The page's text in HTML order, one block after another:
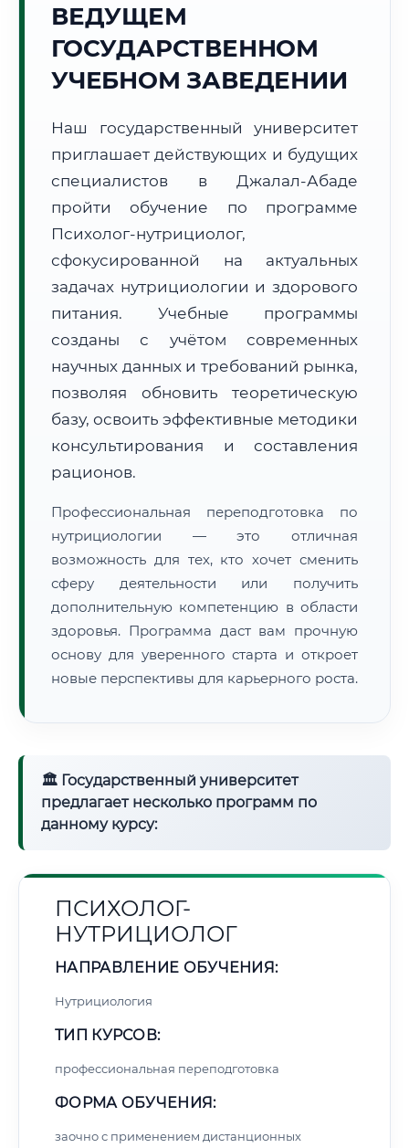
🌅 Восход: 06:11
📍 Региональная справка г. Джалал-Абад
Почтовые индексы:
715600–715615
Часовой пояс:
UTC+6
Формат учебы:
Дистанционно
🗺️ Зона обслуживания: г. Джалал-Абад
• Маршрут транзита:~1 729 км
• Экспресс-доставка СДЭК / Почтой:2–3 рабочих дня
📜 Документы и аккредитация
🔍Нажмите на документ для увеличения и просмотра
ВЕДУЩЕМ
ГОСУДАРСТВЕННОМ
УЧЕБНОМ ЗАВЕДЕНИИ
Наш государственный университет
приглашает действующих и будущих
специалистов в Джалал-Абаде
пройти обучение по программе
Психолог-нутрициолог,
сфокусированной на актуальных
задачах нутрициологии и здорового
питания. Учебные программы
созданы с учётом современных
научных данных и требований рынка,
позволяя обновить теоретическую
базу, освоить эффективные методики
консультирования и составления
рационов.
Профессиональная переподготовка по
нутрициологии — это отличная
возможность для тех, кто хочет сменить
сферу деятельности или получить
дополнительную компетенцию в области
здоровья. Программа даст вам прочную
основу для уверенного старта и откроет
новые перспективы для карьерного роста.
🏛 Государственный университет
предлагает несколько программ по
данному курсу:
ПСИХОЛОГ-
НУТРИЦИОЛОГ
НАПРАВЛЕНИЕ ОБУЧЕНИЯ:
Нутрициология
ТИП КУРСОВ:
профессиональная переподготовка
ФОРМА ОБУЧЕНИЯ:
заочно с применением дистанционных